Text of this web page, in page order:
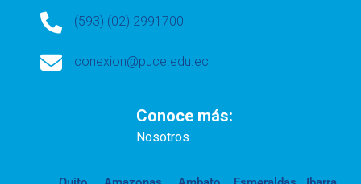
 (593) (02) 2991700
 conexion@puce.edu.ec
Conoce más:
Nosotros